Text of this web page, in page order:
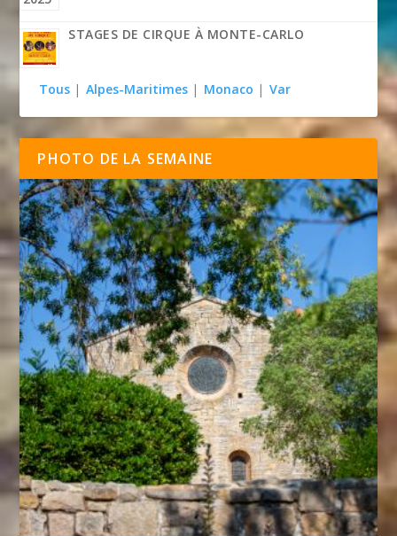
STAGES DE CIRQUE À MONTE-CARLO
Tous | Alpes-Maritimes | Monaco | Var
PHOTO DE LA SEMAINE